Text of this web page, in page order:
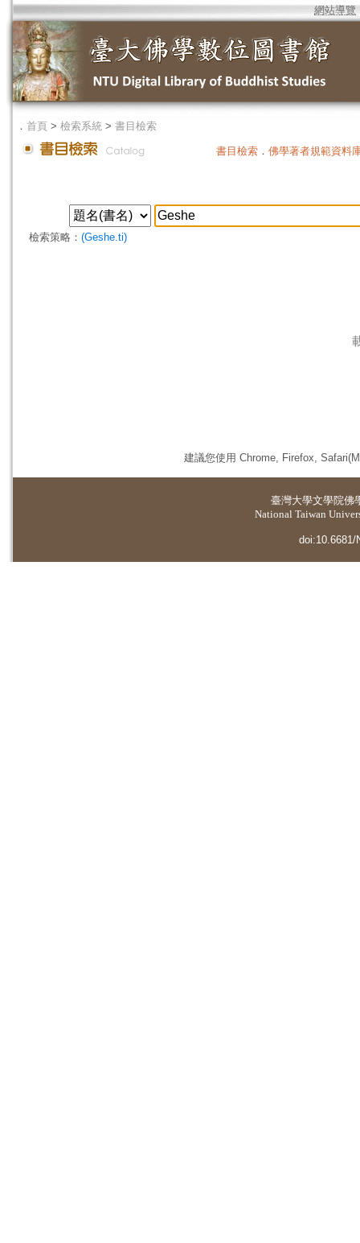
網站導覽
． 首頁 > 檢索系統 > 書目檢索
書目檢索 ． 佛學著者規範資料
檢索策略： (Geshe.ti)
建議您使用 Chrome, Firefox,
臺灣大學文學院佛
National Taiwan
doi:10.6681/